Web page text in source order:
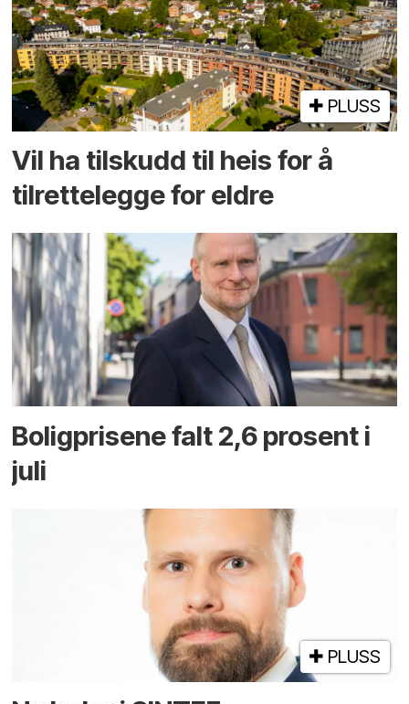
PLUSS
Vil ha tilskudd til heis for å
tilrettelegge for eldre
Boligprisene falt 2,6 prosent i
juli
PLUSS